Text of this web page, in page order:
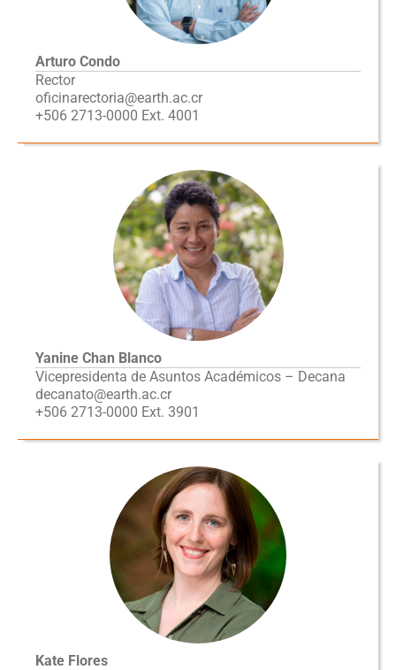
Arturo Condo
Rector
oficinarectoria@earth.ac.cr
+506 2713-0000 Ext. 4001
Yanine Chan Blanco
Vicepresidenta de Asuntos Académicos – Decana
decanato@earth.ac.cr
+506 2713-0000 Ext. 3901
Kate Flores